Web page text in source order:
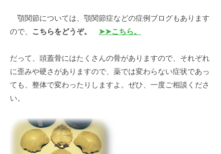
顎関節については、顎関節症などの症例ブログもあります
ので、 こちらをどうぞ。 ➤➤こちら。
だって、頭蓋骨にはたくさんの骨がありますので、それぞれ
に歪みや硬さがありますので、薬では変わらない症状であっ
ても、整体で変わったりしますよ。ぜひ、一度ご相談くださ
い。